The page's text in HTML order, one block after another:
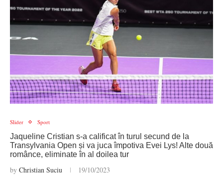
Slider Sport
Jaqueline Cristian s-a calificat în turul secund de la
Transylvania Open și va juca împotiva Evei Lys! Alte două
românce, eliminate în al doilea tur
by Christian Suciu 19/10/2023